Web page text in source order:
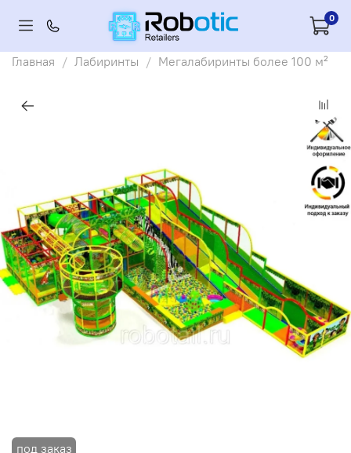
0
Главная Лабиринты Мегалабиринты более 100 м²